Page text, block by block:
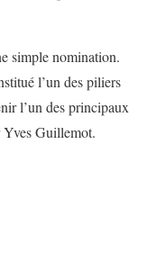
simple nomination.
l’un des piliers
l’un des principaux
Yves Guillemot.